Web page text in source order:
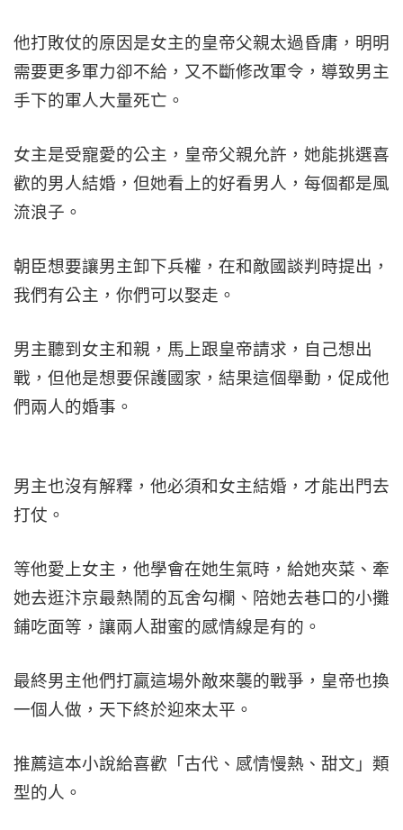
他打敗仗的原因是女主的皇帝父親太過昏庸，明明
需要更多軍力卻不給，又不斷修改軍令，導致男主
手下的軍人大量死亡。
女主是受寵愛的公主，皇帝父親允許，她能挑選喜
歡的男人結婚，但她看上的好看男人，每個都是風
流浪子。
朝臣想要讓男主卸下兵權，在和敵國談判時提出，
我們有公主，你們可以娶走。
男主聽到女主和親，馬上跟皇帝請求，自己想出
戰，但他是想要保護國家，結果這個舉動，促成他
們兩人的婚事。
男主也沒有解釋，他必須和女主結婚，才能出門去
打仗。
等他愛上女主，他學會在她生氣時，給她夾菜、牽
她去逛汴京最熱鬧的瓦舍勾欄、陪她去巷口的小攤
鋪吃面等，讓兩人甜蜜的感情線是有的。
最終男主他們打贏這場外敵來襲的戰爭，皇帝也換
一個人做，天下終於迎來太平。
推薦這本小說給喜歡「古代、感情慢熱、甜文」類
型的人。